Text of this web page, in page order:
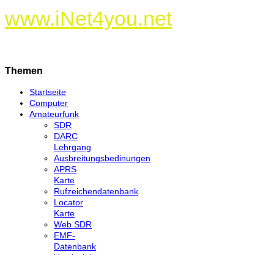
www.iNet4you.net
Themen
Startseite
Computer
Amateurfunk
SDR
DARC
Lehrgang
Ausbreitungsbedinungen
APRS
Karte
Rufzeichendatenbank
Locator
Karte
Web SDR
EMF-
Datenbank